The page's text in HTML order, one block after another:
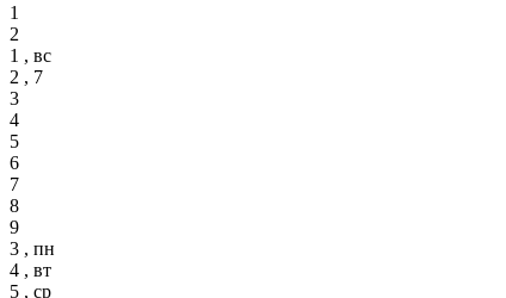
1
2
1 , вс
2 , 7
3
4
5
6
7
8
9
3 , пн
4 , вт
5 , ср